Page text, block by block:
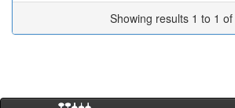
Showing results 1 to 1 of